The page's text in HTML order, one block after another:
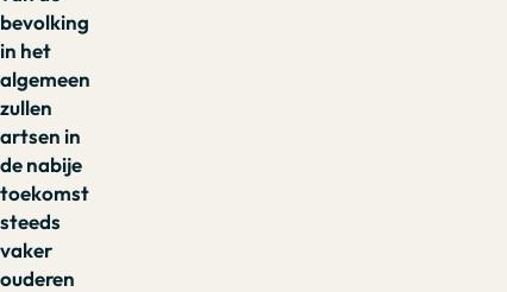
bevolking
in het
algemeen
zullen
artsen in
de nabije
toekomst
steeds
vaker
ouderen